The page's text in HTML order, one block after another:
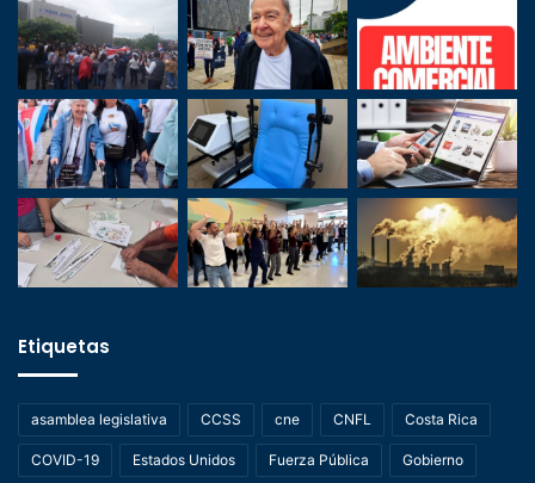
Etiquetas
asamblea legislativa CCSS cne CNFL Costa Rica
COVID-19 Estados Unidos Fuerza Pública Gobierno